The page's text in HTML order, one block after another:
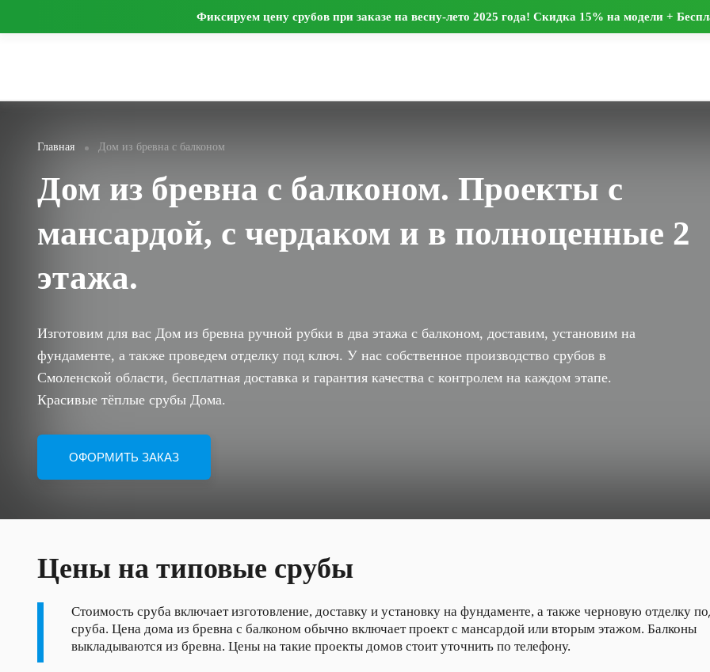
Фиксируем цену срубов при заказе на весну-лето 2025 года! Скидка 15% на модели +
Главная Дом из бревна с балконом
Дом из бревна с балконом. Проекты с
мансардой, с чердаком и в полноценные 2
этажа.
Изготовим для вас Дом из бревна ручной рубки в два этажа с балконом, доставим, установим на
фундаменте, а также проведем отделку под ключ. У нас собственное производство срубов в
Смоленской области, бесплатная доставка и гарантия качества с контролем на каждом этапе.
Красивые тёплые срубы Дома.
Цены на типовые срубы
Стоимость сруба включает изготовление, доставку и установку на фундаменте, а также черновую отделку
сруба. Цена дома из бревна с балконом обычно включает проект с мансардой или вторым этажом. Балконы
выкладываются из бревна. Цены на такие проекты домов стоит уточнить по телефону.